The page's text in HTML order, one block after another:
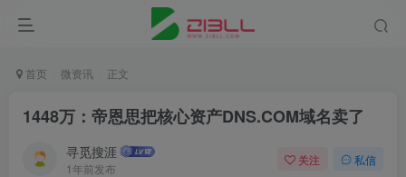
首页 微资讯 正文
1448万：帝恩思把核心资产DNS.COM域名卖了
寻觅搜涯
1年前发布
关注 私信